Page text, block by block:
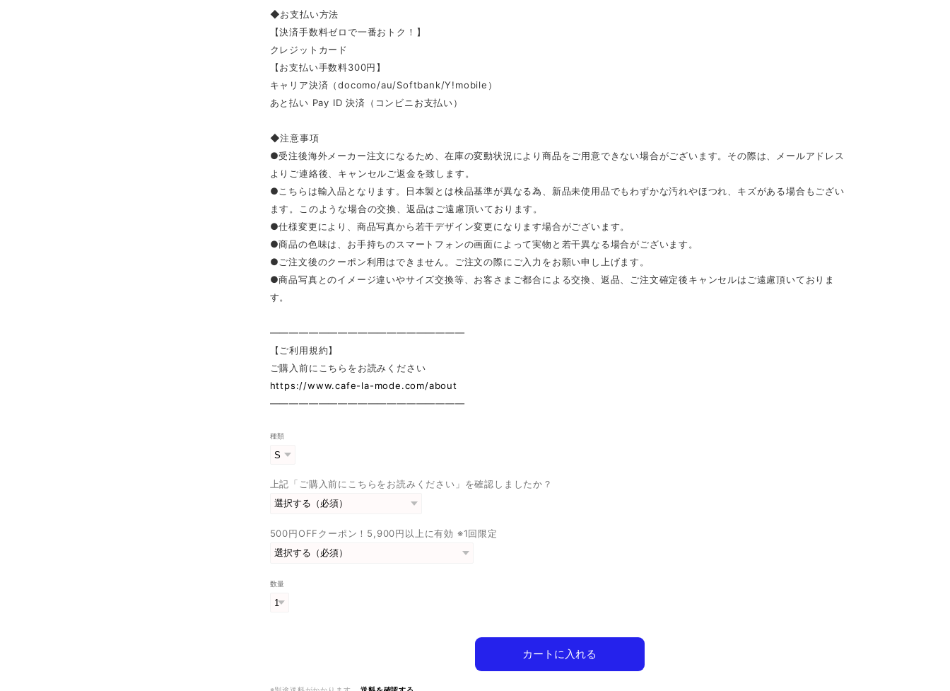
◆お支払い方法
【決済手数料ゼロで一番おトク！】
クレジットカード
【お支払い手数料300円】
キャリア決済（docomo/au/Softbank/Y!mobile）
あと払い Pay ID 決済（コンビニお支払い）
◆注意事項
●受注後海外メーカー注文になるため、在庫の変動状況により商品をご用意できない場合がございます。その際は、メールアドレス
よりご連絡後、キャンセルご返金を致します。
●こちらは輸入品となります。日本製とは検品基準が異なる為、新品未使用品でもわずかな汚れやほつれ、キズがある場合もござい
ます。このような場合の交換、返品はご遠慮頂いております。
●仕様変更により、商品写真から若干デザイン変更になります場合がございます。
●商品の色味は、お手持ちのスマートフォンの画面によって実物と若干異なる場合がございます。
●ご注文後のクーポン利用はできません。ご注文の際にご入力をお願い申し上げます。
●商品写真とのイメージ違いやサイズ交換等、お客さまご都合による交換、返品、ご注文確定後キャンセルはご遠慮頂いておりま
す。
————————————————————
【ご利用規約】
ご購入前にこちらをお読みください
https://www.cafe-la-mode.com/about
————————————————————
種類
上記「ご購入前にこちらをお読みください」を確認しましたか？
500円OFFクーポン！5,900円以上に有効 ※1回限定
数量
カートに入れる